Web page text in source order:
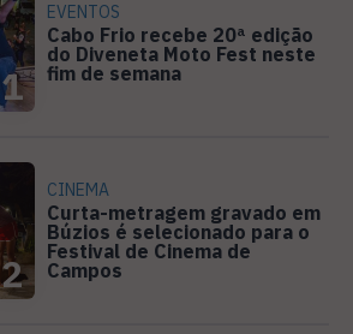
1
EVENTOS
Cabo Frio recebe 20ª edição
do Diveneta Moto Fest neste
fim de semana
2
CINEMA
Curta-metragem gravado em
Búzios é selecionado para o
Festival de Cinema de
Campos